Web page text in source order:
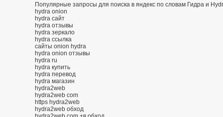
Популярные запросы для поиска в яндекс по словам Гидра и
hydra onion
hydra сайт
hydra отзывы
hydra зеркало
hydra ссылка
сайты onion hydra
hydra onion отзывы
hydra ru
hydra купить
hydra перевод
hydra магазин
hydra2web
hydra2web com
https hydra2web
hydra2web обход